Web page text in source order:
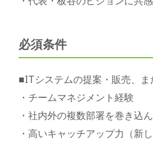
必須条件
■ITシステムの提案・販売、
・チームマネジメント経験
・社内外の複数部署を巻き込
・高いキャッチアップ力（新